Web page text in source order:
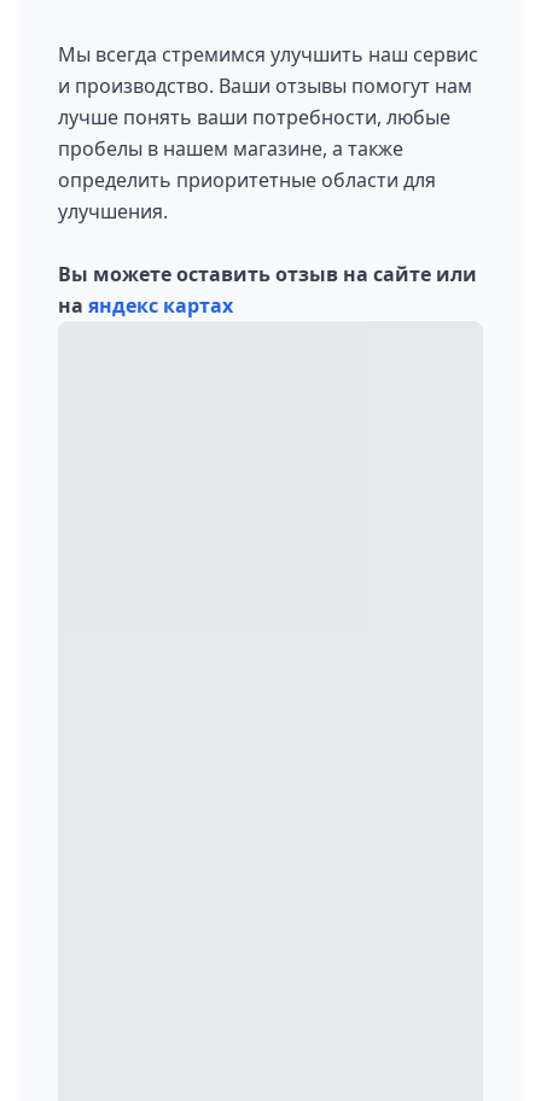
Мы всегда стремимся улучшить наш сервис
и производство. Ваши отзывы помогут нам
лучше понять ваши потребности, любые
пробелы в нашем магазине, а также
определить приоритетные области для
улучшения.
Вы можете оставить отзыв на сайте или
на яндекс картах